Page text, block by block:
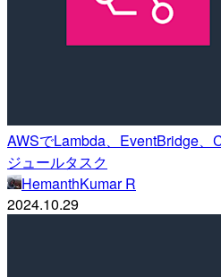
AWSでLambda、EventBridge、
ジュールタスク
HemanthKumar R
2024.10.29